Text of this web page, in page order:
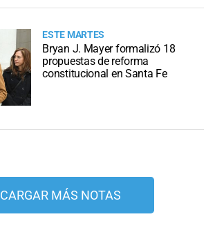
ESTE MARTES
Bryan J. Mayer formalizó 18
propuestas de reforma
constitucional en Santa Fe
CARGAR MÁS NOTAS